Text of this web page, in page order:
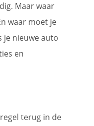
Maar waar
waar moet je
je nieuwe auto
en
terug in de